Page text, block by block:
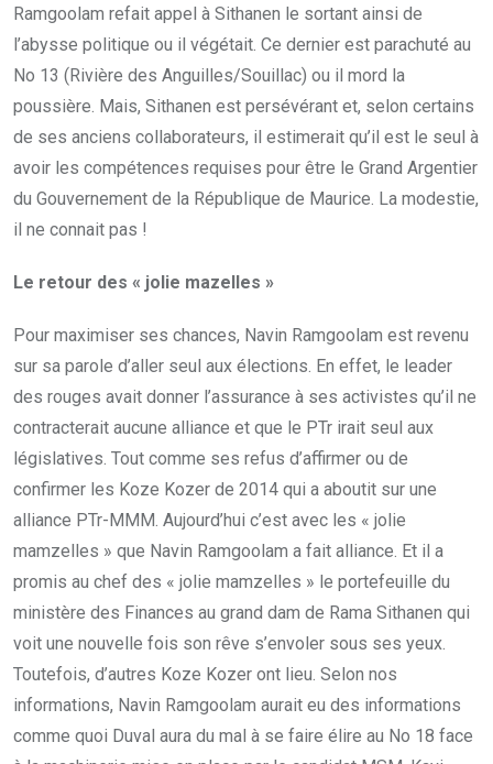
Ramgoolam refait appel à Sithanen le sortant ainsi de
l’abysse politique ou il végétait. Ce dernier est parachuté au
No 13 (Rivière des Anguilles/Souillac) ou il mord la
poussière. Mais, Sithanen est persévérant et, selon certains
de ses anciens collaborateurs, il estimerait qu’il est le seul à
avoir les compétences requises pour être le Grand Argentier
du Gouvernement de la République de Maurice. La modestie,
il ne connait pas !
Le retour des « jolie mazelles »
Pour maximiser ses chances, Navin Ramgoolam est revenu
sur sa parole d’aller seul aux élections. En effet, le leader
des rouges avait donner l’assurance à ses activistes qu’il ne
contracterait aucune alliance et que le PTr irait seul aux
législatives. Tout comme ses refus d’affirmer ou de
confirmer les Koze Kozer de 2014 qui a aboutit sur une
alliance PTr-MMM. Aujourd’hui c’est avec les « jolie
mamzelles » que Navin Ramgoolam a fait alliance. Et il a
promis au chef des « jolie mamzelles » le portefeuille du
ministère des Finances au grand dam de Rama Sithanen qui
voit une nouvelle fois son rêve s’envoler sous ses yeux.
Toutefois, d’autres Koze Kozer ont lieu. Selon nos
informations, Navin Ramgoolam aurait eu des informations
comme quoi Duval aura du mal à se faire élire au No 18 face